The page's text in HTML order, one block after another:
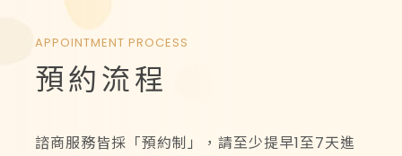
APPOINTMENT PROCESS
預約流程
諮商服務皆採「預約制」，請至少提早1至7天進